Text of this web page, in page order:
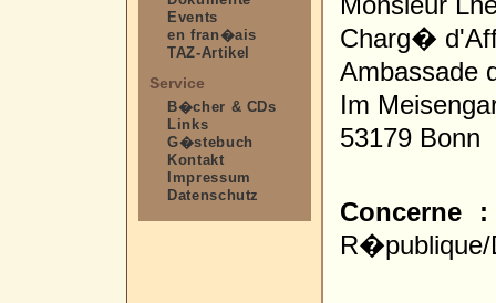
Events
en fran�ais
TAZ-Artikel
Service
B�cher & CDs
Links
G�stebuch
Kontakt
Impressum
Datenschutz
Charg�
Ambassade
Im
53179 Bonn
Concerne :
R�publique/